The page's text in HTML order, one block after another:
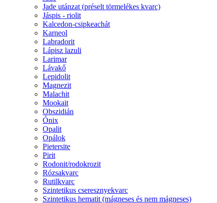
Jade utánzat (préselt törmelékes kvarc)
Jáspis - riolit
Kalcedon-csipkeachát
Karneol
Labradorit
Lápisz lazuli
Larimar
Lávakő
Lepidolit
Magnezit
Malachit
Mookait
Obszidián
Ónix
Opalit
Opálok
Pietersite
Pirit
Rodonit/rodokrozit
Rózsakvarc
Rutilkvarc
Szintetikus cseresznyekvarc
Szintetikus hematit (mágneses és nem mágneses)